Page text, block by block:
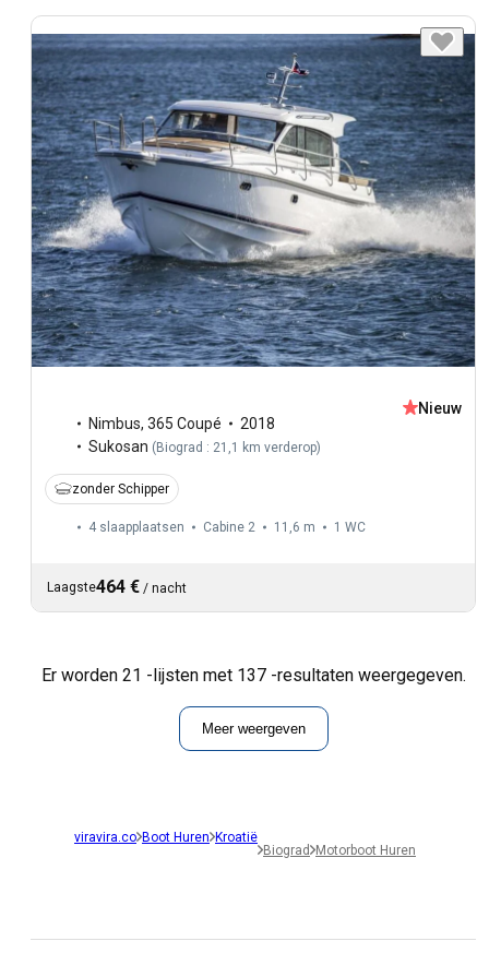
Nimbus, 365 Coupé
2018
Sukosan (Biograd : 21,1 km verderop)
Nieuw
zonder Schipper
4 slaapplaatsen Cabine 2 11,6 m 1 WC
Laagste464 € / nacht
Er worden 21 -lijsten met 137 -resultaten weergegeven.
Meer weergeven
viravira.co Boot Huren Kroatië
Biograd Motorboot Huren